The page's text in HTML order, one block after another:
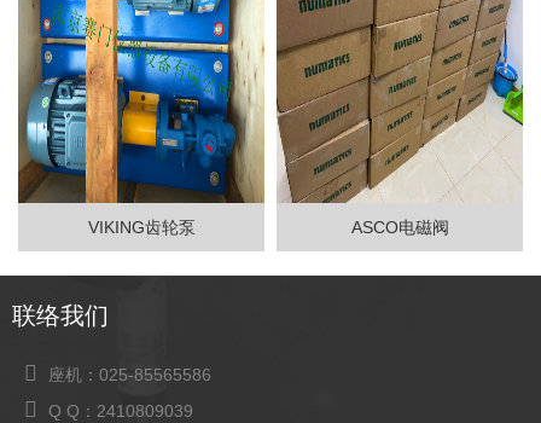
VIKING齿轮泵 ASCO电磁阀
联络我们
座机：025-85565586
Q Q：2410809039